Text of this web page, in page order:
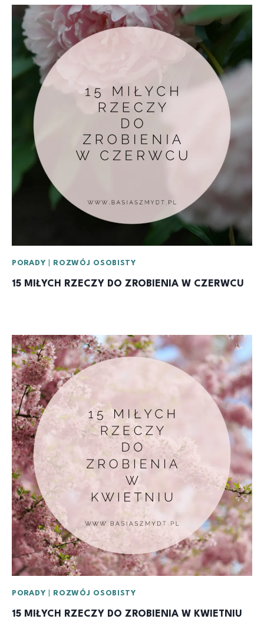
PORADY ROZWÓJ OSOBISTY
15 MIŁYCH RZECZY DO ZROBIENIA W CZERWCU
PORADY ROZWÓJ OSOBISTY
15 MIŁYCH RZECZY DO ZROBIENIA W KWIETNIU